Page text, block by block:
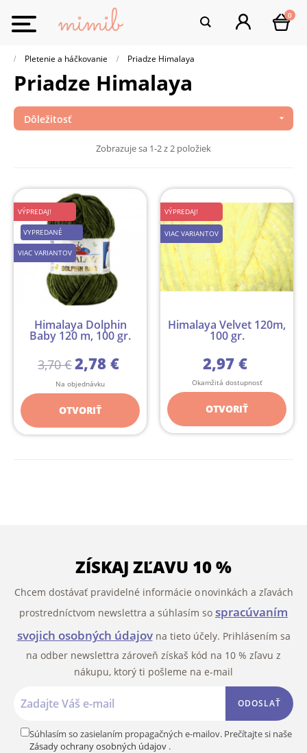
Toggle
navigation
0
Pletenie a háčkovanie Priadze Himalaya
Priadze Himalaya
Dôležitosť 
Zobrazuje sa 1-2 z 2 položiek
VÝPREDAJ!
VYPREDANÉ
VIAC VARIANTOV
Himalaya Dolphin
Baby 120 m, 100 gr.
3,70 €2,78 €
Na objednávku
OTVORIŤ
VÝPREDAJ!
VIAC VARIANTOV
Himalaya Velvet 120m,
100 gr.
2,97 €
Okamžitá dostupnosť
OTVORIŤ
ZÍSKAJ ZĽAVU 10 %
Chcem dostávať pravidelné informácie o novinkách a zľavách
prostredníctvom newslettra a súhlasím so spracúvaním
svojich osobných údajovna tieto účely. Prihlásením sa
na odber newslettra zároveň získaš kód na 10 % zľavu z
nákupu, ktorý ti pošleme na e-mail
ODOSLAŤ
Súhlasím so zasielaním propagačných e-mailov. Prečítajte si naše
Zásady ochrany osobných údajov .